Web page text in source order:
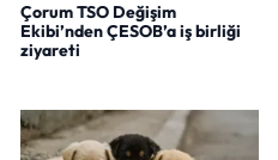
Çorum TSO Değişim
Ekibi’nden ÇESOB’a iş birliği
ziyareti